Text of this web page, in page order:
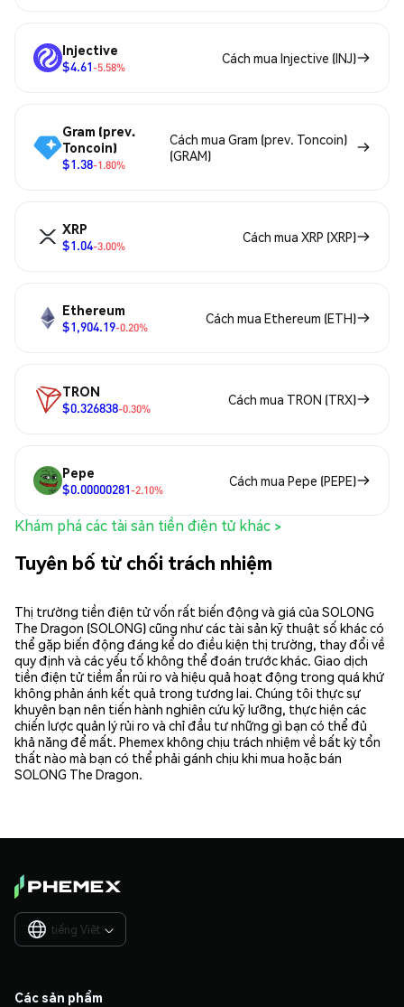
Injective
$4.61-5.58%
Cách mua Injective (INJ)
Gram (prev.
Toncoin)
$1.38-1.80%
Cách mua Gram (prev. Toncoin)
(GRAM)
XRP
$1.04-3.00%
Cách mua XRP (XRP)
Ethereum
$1,904.19-0.20%
Cách mua Ethereum (ETH)
TRON
$0.326838-0.30%
Cách mua TRON (TRX)
Pepe
$0.00000281-2.10%
Cách mua Pepe (PEPE)
Khám phá các tài sản tiền điện tử khác >
Tuyên bố từ chối trách nhiệm
Thị trường tiền điện tử vốn rất biến động và giá của SOLONG
The Dragon (SOLONG) cũng như các tài sản kỹ thuật số khác có
thể gặp biến động đáng kể do điều kiện thị trường, thay đổi về
quy định và các yếu tố không thể đoán trước khác. Giao dịch
tiền điện tử tiềm ẩn rủi ro và hiệu quả hoạt động trong quá khứ
không phản ánh kết quả trong tương lai. Chúng tôi thực sự
khuyên bạn nên tiến hành nghiên cứu kỹ lưỡng, thực hiện các
chiến lược quản lý rủi ro và chỉ đầu tư những gì bạn có thể đủ
khả năng để mất. Phemex không chịu trách nhiệm về bất kỳ tổn
thất nào mà bạn có thể phải gánh chịu khi mua hoặc bán
SOLONG The Dragon.
tiếng Việt 
Các sản phẩm